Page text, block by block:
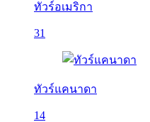
ทัวร์อเมริกา
31
ทัวร์แคนาดา
14